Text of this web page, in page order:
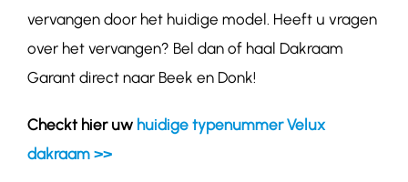
vervangen door het huidige model. Heeft u vragen
over het vervangen? Bel dan of haal Dakraam
Garant direct naar Beek en Donk!
Checkt hier uw huidige typenummer Velux
dakraam >>